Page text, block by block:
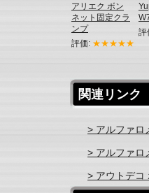
アリエク ボン
ネット固定クラ
ンプ
評価: ★★★★★
評
関連リンク
> アルファロ
> アルファロ
> アウトデコ